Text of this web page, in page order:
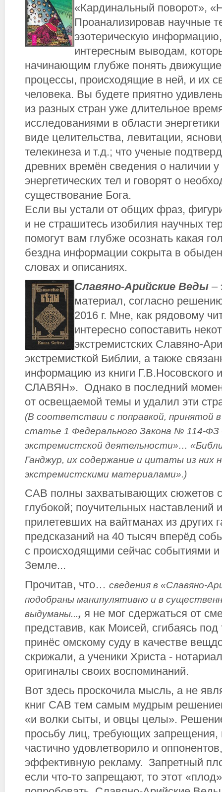
«Кардинальный поворот»,
Проанализировав научные
эзотерическую
интересным выводам,
начинающим глубже понять
процессы, происходящие в ней, и их
человека. Вы будете приятно
из разных стран уже длительное
исследованиями в области
виде целительства, левитации,
телекинеза и т.д.; что ученые
древних времён сведения о наличии у
энергетических тел и говорят о
существование Бога.
Если вы устали от общих фраз,
и не страшитесь изобилия научных
помогут вам глубже осознать какая
бездна информации сокрыта в
словах и описаниях.
Славяно-Арийские Веды –
материал, согласно
2016 г. Мне, как рядовому
интересно сопоставить
экстремистских Славяно-
экстремисткой Библии, а также
информацию из книги
СЛАВЯН». Однако в последний
от освещаемой темы и удалил эти
(В соответствии с поправкой, принятой
статье 1 Федерального Закона № 114-
экстремистской деятельности»…
Ганджур, их содержание и цитаты из них
экстремистскими материалами».)
САВ полны захватывающих сюжетов
глубокой; поучительных наставлений
прилетевших на вайтманах из других
предсказаний на 40 тысяч вперёд
с происходящими сейчас событиями
Земле...
Прочитав, что… сведения в «Славяно-
подобраны манипулятивно и в
выдуманы..., я не мог сдержаться от
представив, как Моисей, сгибаясь
принёс омскому суду в качестве
скрижали, а ученики Христа -
оригиналы своих воспоминаний.
Вот здесь проскочила мысль, а не
книг САВ тем самым мудрым
«и волки сыты, и овцы целы».
просьбу лиц, требующих запрещения,
частично удовлетворило и
эффективную рекламу. Запретный
если что-то запрещают, то этот